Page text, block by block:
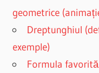
geometrice
Dreptunghiul
exemple)
Formula